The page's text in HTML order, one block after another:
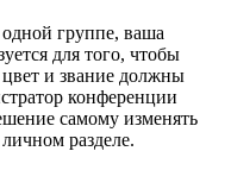
группе, ваша
для того, чтобы
и звание должны
конференции
самому изменять
разделе.